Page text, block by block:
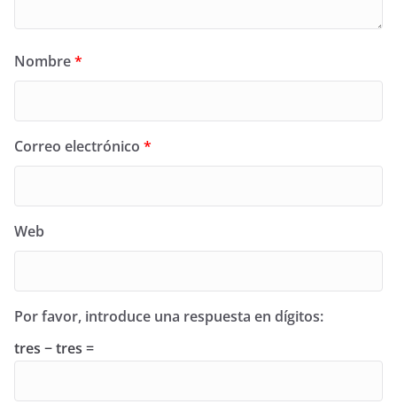
Nombre*
Correo electrónico *
Web
Por favor, introduce una respuesta en dígitos:
tres − tres =